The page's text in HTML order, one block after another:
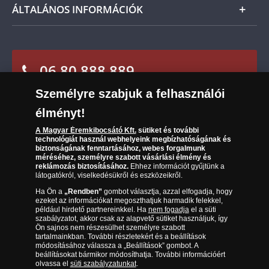
Ügyfélszolgálat
Leiratkozás a hírlevélről
ÁLTALÁNOS INFORMÁCIÓK
Sütik (cookies) használata
Süti (cookies)Beállítások
Társaságunkról
Az érmék és érmek ára és értéke
Gyakran ismételt kérdések
Adatkezelés
06 80 888 889
(díjmentesen hívható hétfőtől csütörtökig 9.00 és 17.00
óra között, péntekenként 9.00 és 15.00 óra között)
Magyar Éremkibocsátó Kft. 1134 Budapest, Váci út 33. Cégjegyzékszám: 01-09-
Személyre szabjuk a felhasználói
élményt!
A Magyar Éremkibocsátó Kft.sütiket és további
technológiát használ webhelyeink megbízhatóságának és
biztonságának fenntartásához, webes forgalmunk
méréséhez, személyre szabott vásárlási élmény és
reklámozás biztosításához.Ehhez információt gyűjtünk a
látogatókról, viselkedésükről és eszközeikről.
Ha Ön a „Rendben”gombot választja, azzal elfogadja, hogy
ezeket az információkat megoszthatjuk harmadik felekkel,
például hirdető partnereinkkel. Ha nem fogadjael a süti
szabályzatot, akkor csak az alapvető sütiket használjuk, így
Ön sajnos nem részesülhet személyre szabott
tartalmainkban. További részletekért és a beállítások
módosításához válassza a „Beállítások” gombot. A
beállításokat bármikor módosíthatja. További információért
olvassa el süti szabályzatunkat.